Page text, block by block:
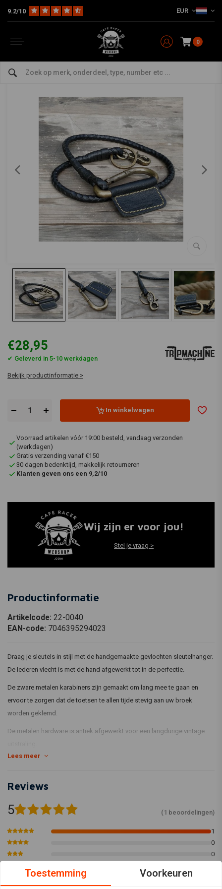
9.2/10 EUR
0
The Rider Accessoires Gevlochten sleutelhanger - Zwart
bekijk alles van Trip Machine
Gevlochten sleutelhanger - Zwart
€28,95
✔ Geleverd in 5-10 werkdagen
Bekijk productinformatie >
In winkelwagen
Voorraad artikelen vóór 19:00 besteld, vandaag verzonden
(werkdagen)
Gratis verzending vanaf €150
30 dagen bedenktijd, makkelijk retourneren
Klanten geven ons een 9,2/10
Wij zijn er voor jou!
Stel je vraag >
Productinformatie
Artikelcode: 22-0040
EAN-code: 7046395294023
Draag je sleutels in stijl met de handgemaakte gevlochten sleutelhanger.
De lederen vlecht is met de hand afgewerkt tot in de perfectie.
De zware metalen karabiners zijn gemaakt om lang mee te gaan en
ervoor te zorgen dat de toetsen te allen tijde stevig aan uw broek
worden geklemd.
De metalen hardware is antiek afgewerkt voor een langdurige vintage
Lees meer
Reviews
5 (1 beoordelingen)
1
0
0
Toestemming Voorkeuren